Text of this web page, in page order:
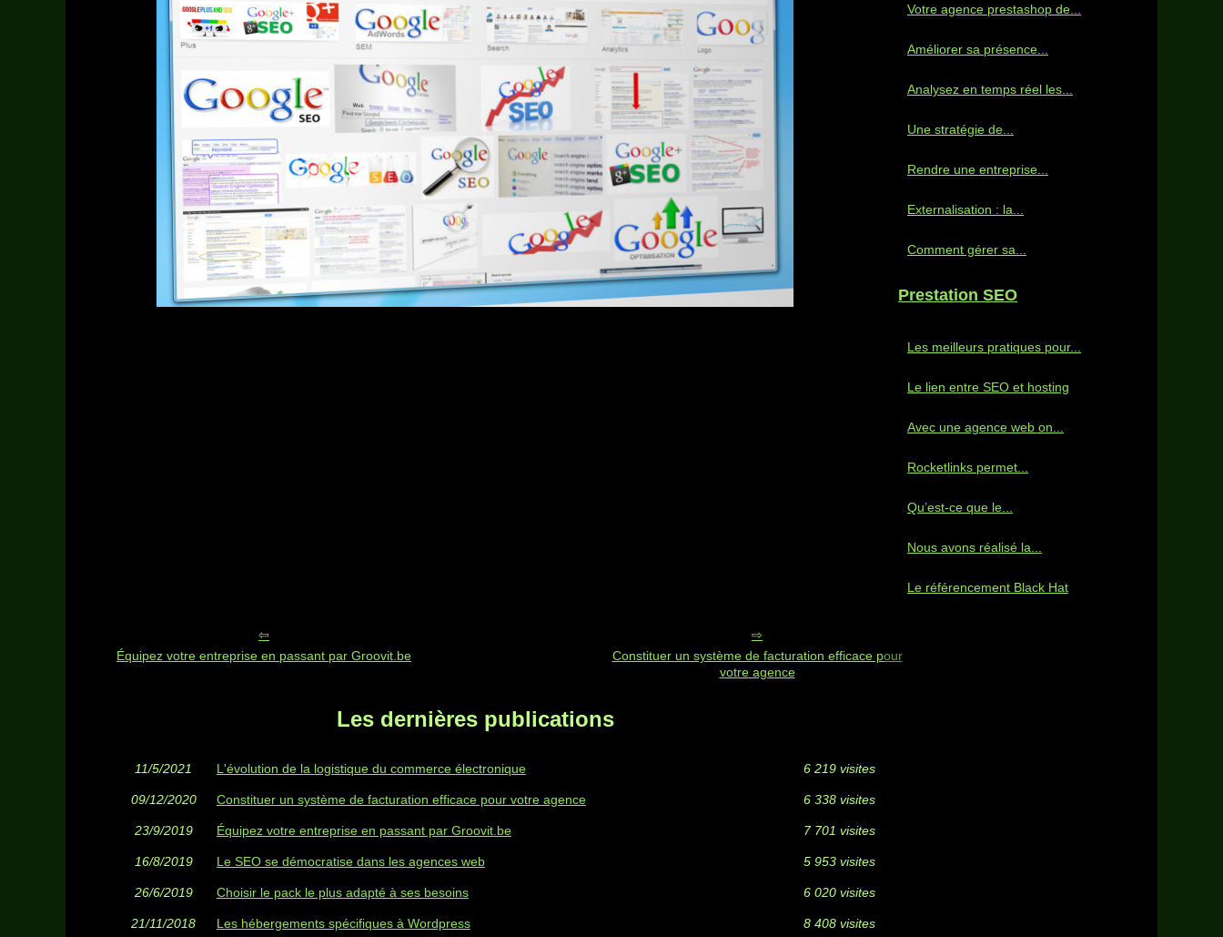
Équipez votre entreprise en passant par Groovit.be
Constituer un système de facturation efficace pour
votre agence
Les dernières publications
11/5/2021 L'évolution de la logistique du commerce électronique 6 219 visites
09/12/2020 Constituer un système de facturation efficace pour votre agence 6 338 visites
23/9/2019 Équipez votre entreprise en passant par Groovit.be 7 701 visites
16/8/2019 Le SEO se démocratise dans les agences web 5 953 visites
26/6/2019 Choisir le pack le plus adapté à ses besoins 6 020 visites
21/11/2018 Les hébergements spécifiques à Wordpress 8 408 visites
Votre agence prestashop de...
Améliorer sa présence...
Analysez en temps réel les...
Une stratégie de...
Rendre une entreprise...
Externalisation : la...
Comment gérer sa...
Prestation SEO
Les meilleurs pratiques pour...
Le lien entre SEO et hosting
Avec une agence web on...
Rocketlinks permet...
Qu’est-ce que le...
Nous avons réalisé la...
Le référencement Black Hat